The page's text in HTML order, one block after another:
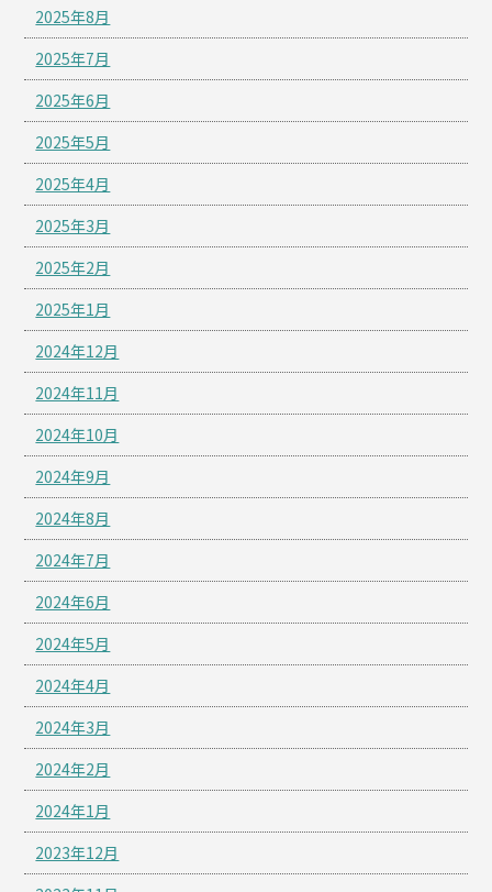
2025年8月
2025年7月
2025年6月
2025年5月
2025年4月
2025年3月
2025年2月
2025年1月
2024年12月
2024年11月
2024年10月
2024年9月
2024年8月
2024年7月
2024年6月
2024年5月
2024年4月
2024年3月
2024年2月
2024年1月
2023年12月